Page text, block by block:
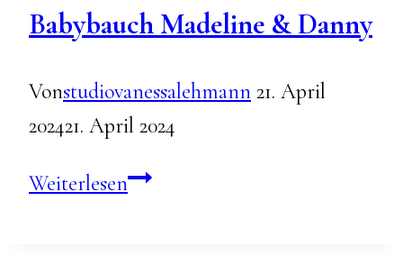
Babybauch Madeline & Danny
Vonstudiovanessalehmann 21. April
202421. April 2024
WeiterlesenBabybauch